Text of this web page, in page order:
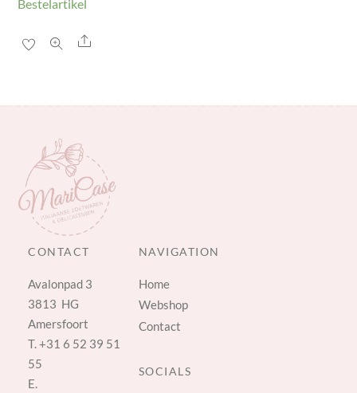
Bestelartikel
Share
CONTACT
Avalonpad 3
3813 HG
Amersfoort
T.+31 6 52 39 51
55
E.
NAVIGATION
Home
Webshop
Contact
SOCIALS